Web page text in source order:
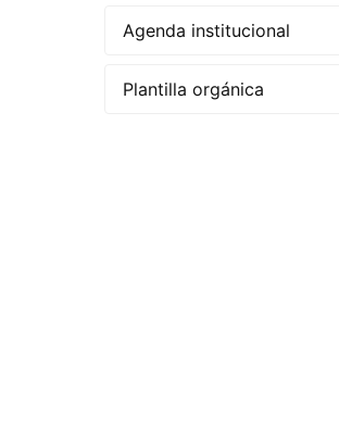
Agenda institucional
Plantilla orgánica